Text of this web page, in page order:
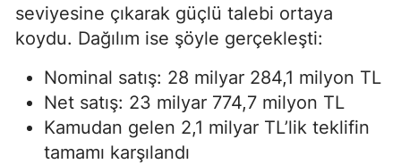
seviyesine çıkarak güçlü talebi ortaya
koydu. Dağılım ise şöyle gerçekleşti:
Nominal satış: 28 milyar 284,1 milyon TL
Net satış: 23 milyar 774,7 milyon TL
Kamudan gelen 2,1 milyar TL’lik teklifin
tamamı karşılandı